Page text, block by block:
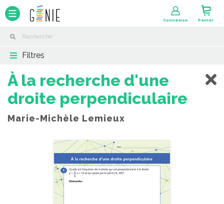
Connexion Panier
Filtres
À la recherche d'une
droite perpendiculaire
Marie-Michèle Lemieux
Panneau de gestion des cookies